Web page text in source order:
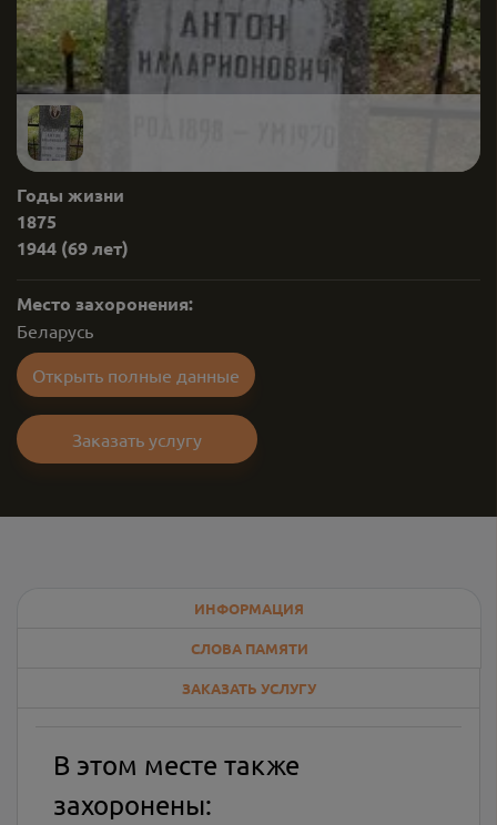
Годы жизни
1875
1944 (69 лет)
Место захоронения:
Беларусь
Открыть полные данные
Заказать услугу
ИНФОРМАЦИЯ
СЛОВА ПАМЯТИ
ЗАКАЗАТЬ УСЛУГУ
В этом месте также
захоронены: